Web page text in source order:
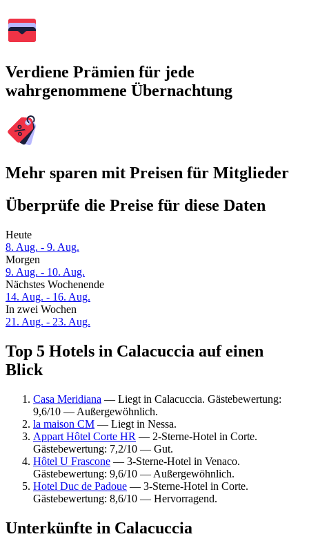
Verdiene Prämien für jede
wahrgenommene Übernachtung
Mehr sparen mit Preisen für Mitglieder
Überprüfe die Preise für diese Daten
Heute
8. Aug. - 9. Aug.
Morgen
9. Aug. - 10. Aug.
Nächstes Wochenende
14. Aug. - 16. Aug.
In zwei Wochen
21. Aug. - 23. Aug.
Top 5 Hotels in Calacuccia auf einen
Blick
Casa Meridiana — Liegt in Calacuccia. Gästebewertung:
9,6/10 — Außergewöhnlich.
la maison CM — Liegt in Nessa.
Appart Hôtel Corte HR — 2-Sterne-Hotel in Corte.
Gästebewertung: 7,2/10 — Gut.
Hôtel U Frascone — 3-Sterne-Hotel in Venaco.
Gästebewertung: 9,6/10 — Außergewöhnlich.
Hotel Duc de Padoue — 3-Sterne-Hotel in Corte.
Gästebewertung: 8,6/10 — Hervorragend.
Unterkünfte in Calacuccia